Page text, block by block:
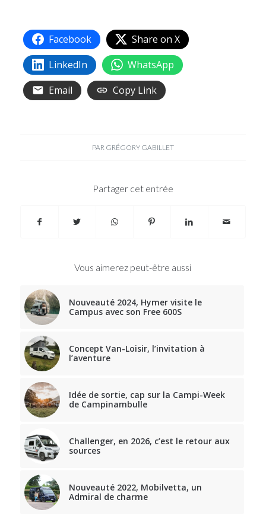
Facebook
Share on X
LinkedIn
WhatsApp
Email
Copy Link
PAR GRÉGORY GABILLET
Partager cet entrée
Vous aimerez peut-être aussi
Nouveauté 2024, Hymer visite le
Campus avec son Free 600S
Concept Van-Loisir, l’invitation à
l’aventure
Idée de sortie, cap sur la Campi-Week
de Campinambulle
Challenger, en 2026, c’est le retour aux
sources
Nouveauté 2022, Mobilvetta, un
Admiral de charme